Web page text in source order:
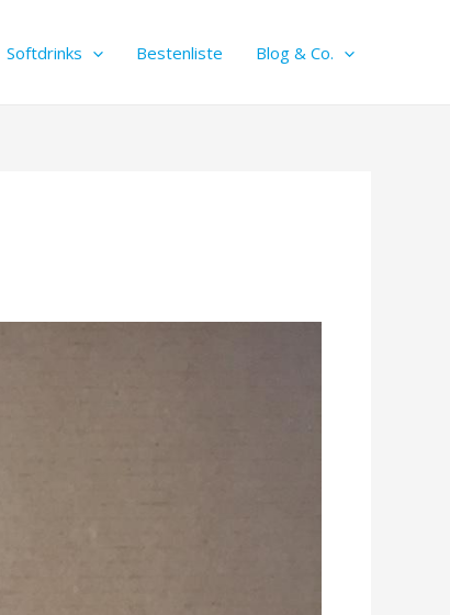
Softdrinks Bestenliste Blog & Co.